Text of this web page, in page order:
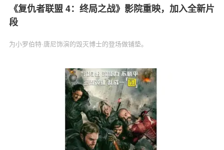
《复仇者联盟 4：终局之战》影院重映，加入全新片
段
为小罗伯特·唐尼饰演的毁灭博士的登场做铺垫。